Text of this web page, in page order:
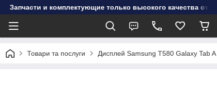
Запчасти и комплектующие только высокого качества от
Товари та послуги Дисплей Samsung T580 Galaxy Tab